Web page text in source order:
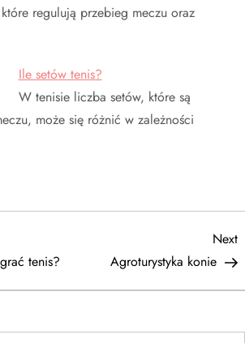
regulują przebieg meczu oraz
Ile setów tenis?
W tenisie liczba setów, które są
może się różnić w zależności
tenis?
Next
Agroturystyka konie